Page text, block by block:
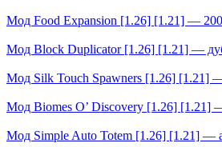
Мод Food Expansion [1.26] [1.21] —
Мод Block Duplicator [1.26] [1.21] —
Мод Silk Touch Spawners [1.26] [1.21] —
Мод Biomes O’ Discovery [1.26] [1.21]
Мод Simple Auto Totem [1.26] [1.21] —